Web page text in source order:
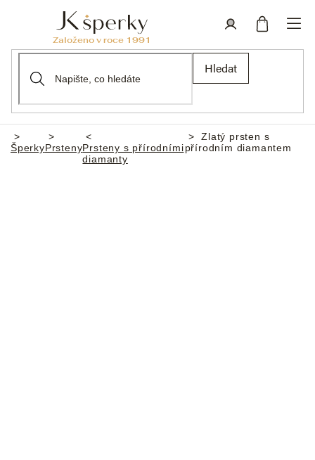
Hledat
Domů
ŠperkyPrstenyPrsteny s přírodními
diamanty
Zlatý prsten s
přírodním diamantem